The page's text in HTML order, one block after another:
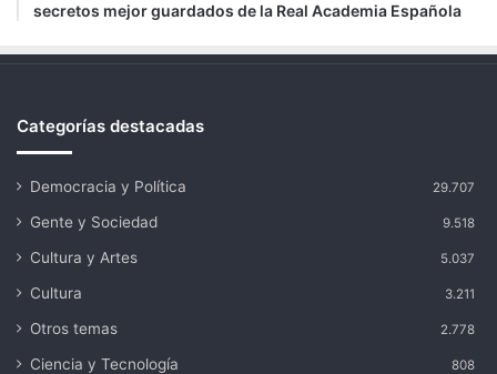
secretos mejor guardados de la Real Academia Española
Categorías destacadas
Democracia y Política 29.707
Gente y Sociedad 9.518
Cultura y Artes 5.037
Cultura 3.211
Otros temas 2.778
Ciencia y Tecnología 808